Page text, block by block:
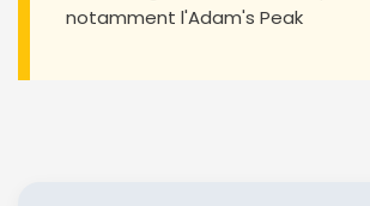
notamment l'Adam's Peak